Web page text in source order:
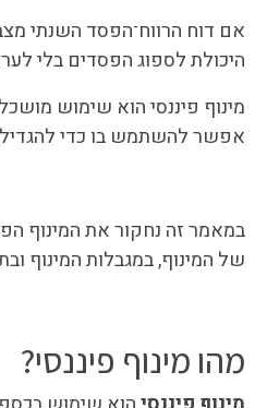
אם דוח הרווח־הפסד השנתי
היכולת לספוג הפסדים בלי
מינוף פיננסי הוא שימוש
אפשר להשתמש בו כדי להגדיל
במאמר זה נחקור את המינוף
של המינוף, במגבלות המינוף
מהו מינוף פיננסי?